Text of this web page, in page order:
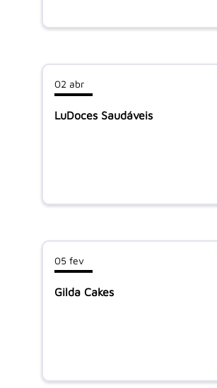
02 abr
LuDoces Saudáveis
05 fev
Gilda Cakes